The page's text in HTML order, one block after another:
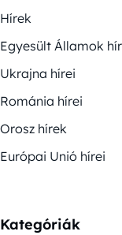
Hírek
Egyesült Államok
Ukrajna hírei
Románia hírei
Orosz hírek
Európai Unió hírei
Kategóriák